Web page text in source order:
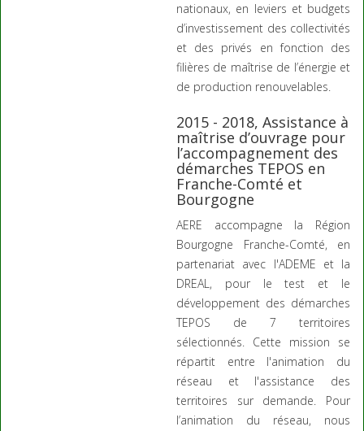
nationaux, en leviers et budgets
d’investissement des collectivités
et des privés en fonction des
filières de maîtrise de l’énergie et
de production renouvelables.
2015 - 2018, Assistance à
maîtrise d’ouvrage pour
l’accompagnement des
démarches TEPOS en
Franche-Comté et
Bourgogne
AERE accompagne la Région
Bourgogne Franche-Comté, en
partenariat avec l'ADEME et la
DREAL, pour le test et le
développement des démarches
TEPOS de 7 territoires
sélectionnés. Cette mission se
répartit entre l'animation du
réseau et l'assistance des
territoires sur demande. Pour
l’animation du réseau, nous